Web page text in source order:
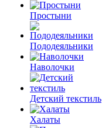
Простыни
Пододеяльники
Наволочки
Детский текстиль
Халаты